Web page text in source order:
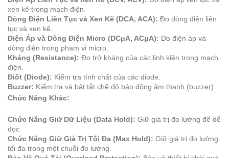
xen kẽ trong mạch điện.
Dòng Điện Liên Tục và Xen Kẽ (DCA, ACA): Đo dòng điện liên
tục và xen kẽ.
Điện Áp và Dòng Điện Micro (DCμA, ACμA): Đo điện áp và
dòng điện trong phạm vi micro.
Kháng (Resistance): Đo trở kháng của các linh kiện trong mạch
điện.
Điốt (Diode): Kiểm tra tính chất của các diode.
Buzzer: Kiểm tra và bật tắt chế độ báo động âm thanh (buzzer).
Chức Năng Khác:
Chức Năng Giữ Dữ Liệu (Data Hold): Giữ giá trị đo lường để dễ
đọc.
Chức Năng Giữ Giá Trị Tối Đa (Max Hold): Giữ giá trị đo lường
tối đa trong một chuỗi đo lường.